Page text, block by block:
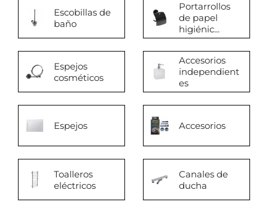
Escobillas de
baño
Portarrollos
de papel
higiénic...
Espejos
cosméticos
Accesorios
independient
es
Espejos Accesorios
Toalleros
eléctricos
Canales de
ducha